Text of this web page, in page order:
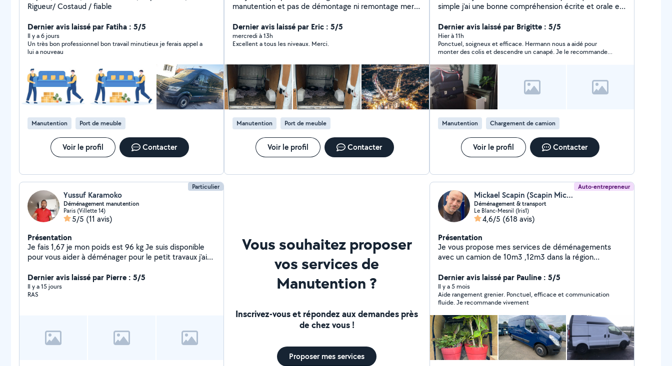
Rigueur/ Costaud / fiable
Dernier avis laissé par Fatiha : 5/5
Il y a 6 jours
Un très bon professionnel bon travail minutieux je ferais appel a
lui a nouveau
Manutention Port de meuble
Voir le profil Contacter
manutention et pas de démontage ni remontage merci
Dernier avis laissé par Eric : 5/5
mercredi à 13h
Excellent a tous les niveaux. Merci.
Manutention Port de meuble
Voir le profil Contacter
simple j'ai une bonne compréhension écrite et orale en
Dernier avis laissé par Brigitte : 5/5
Hier à 11h
Ponctuel, soigneux et efficace. Hermann nous a aidé pour
monter des colis et descendre un canapé. Je le recommande
Manutention Chargement de camion
Voir le profil Contacter
Particulier
Yussuf Karamoko
Déménagement manutention
Paris (Villette 14)
5/5 (11 avis)
Présentation
Je fais 1,67 je mon poids est 96 kg Je suis disponible
pour vous aider à déménager pour le petit travaux j'ai
pas à me contacter merci
Dernier avis laissé par Pierre : 5/5
Il y a 15 jours
RAS
Vous souhaitez proposer
vos services de
Manutention ?
Inscrivez-vous et répondez aux demandes près
de chez vous !
Proposer mes services
Auto-entrepreneur
Mickael Scapin (Scapin Mickael)
Déménagement & transport
Le Blanc-Mesnil (Iris1)
4,6/5 (618 avis)
Présentation
Je vous propose mes services de déménagements
avec un camion de 10m3 ,12m3 dans la région
Dernier avis laissé par Pauline : 5/5
Il y a 5 mois
Aide rangement grenier. Ponctuel, efficace et communication
fluide. Je recommande vivement